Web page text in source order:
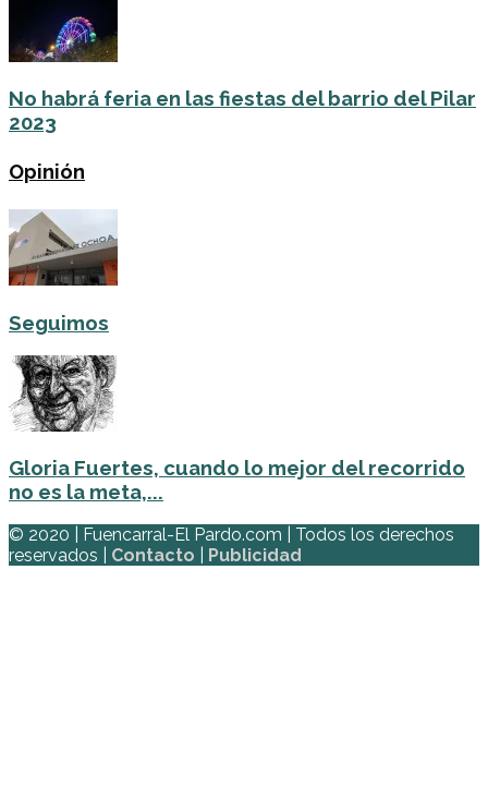
No habrá feria en las fiestas del barrio del Pilar
2023
Opinión
Seguimos
Gloria Fuertes, cuando lo mejor del recorrido
no es la meta,...
© 2020 | Fuencarral-El Pardo.com | Todos los derechos
reservados | Contacto Publicidad